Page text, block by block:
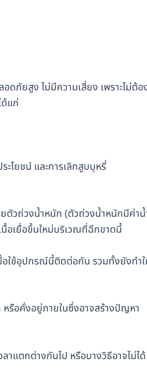
ดภัยสูง ไม่มีความเสี่ยง เพราะไม่ต้อ
แก่
โยชน์ และการเลิกสูบบุหรี่
ตัวถ่วงน้ำหนัก (ตัวถ่วงน้ำหนักมีค่า
นื้อเยื่อขึ้นใหม่บริเวณที่ฉีกขาดนี้
อใช้อุปกรณ์นี้ติดต่อกัน รวมทั้งยังทำ
หรือคั่งอยู่ภายในซึ่งอาจสร้างปัญหา
าแตกต่างกันไป หรือบางวิธีอาจไม่ได้